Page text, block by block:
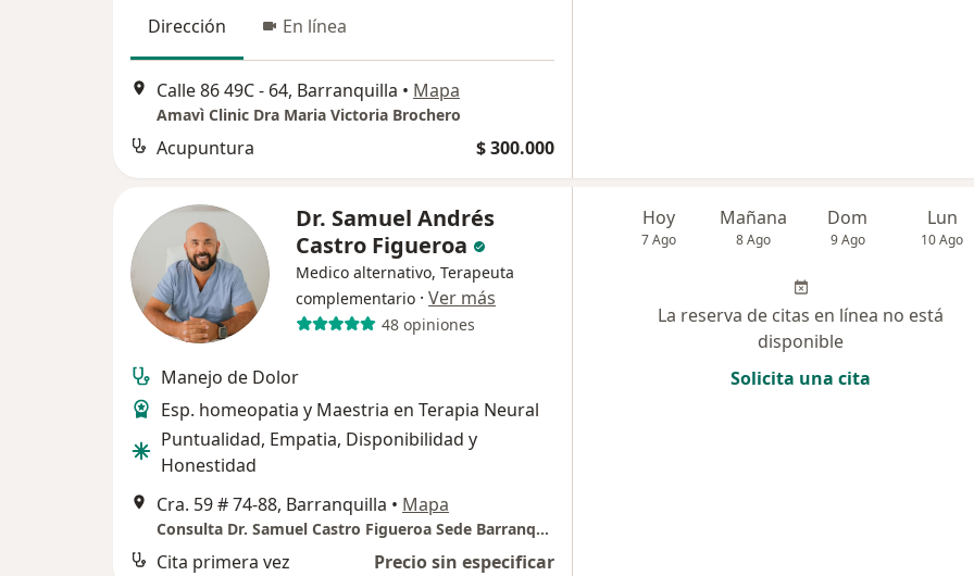
Dirección
En línea
Calle 86 49C - 64, Barranquilla • Mapa
Amavì Clinic Dra Maria Victoria Brochero
Acupuntura $ 300.000
Dr. Samuel Andrés
Castro Figueroa
Medico alternativo, Terapeuta
complementario · Ver más
48 opiniones
Manejo de Dolor
Esp. homeopatia y Maestria en Terapia Neural
Puntualidad, Empatia, Disponibilidad y
Honestidad
Cra. 59 # 74-88, Barranquilla • Mapa
Consulta Dr. Samuel Castro Figueroa Sede Barranquilla
Cita primera vez Precio sin especificar
Hoy
7 Ago
Mañana
8 Ago
Dom
9 Ago
Lun
10 Ago
La reserva de citas en línea no está
disponible
Solicita una cita